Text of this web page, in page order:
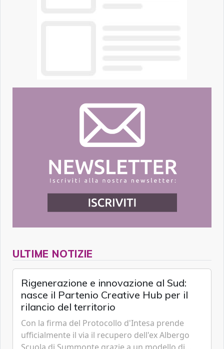
ULTIME NOTIZIE
Rigenerazione e innovazione al Sud:
nasce il Partenio Creative Hub per il
rilancio del territorio
Con la firma del Protocollo d'Intesa prende
ufficialmente il via il recupero dell'ex Albergo
Scuola di Summonte grazie a un modello di